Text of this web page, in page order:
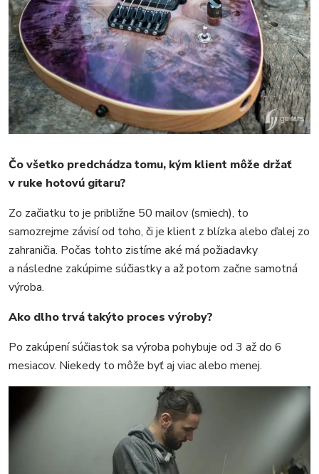
Čo všetko predchádza tomu, kým klient môže držať
v ruke hotovú gitaru?
Zo začiatku to je približne 50 mailov (smiech), to
samozrejme závisí od toho, či je klient z blízka alebo ďalej zo
zahraničia. Počas tohto zistíme aké má požiadavky
a následne zakúpime súčiastky a až potom začne samotná
výroba.
Ako dlho trvá takýto proces výroby?
Po zakúpení súčiastok sa výroba pohybuje od 3 až do 6
mesiacov. Niekedy to môže byť aj viac alebo menej.